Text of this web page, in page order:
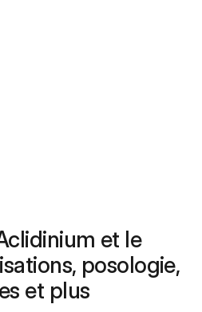
et le
posologie,
et plus